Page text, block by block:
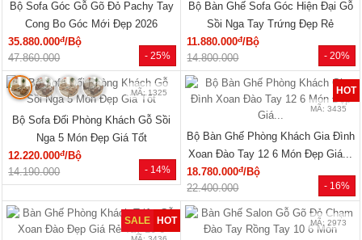
HOT
MÃ: 7288
Sồi Màu Óc Chó Thanh Lịch
15.550.000đ /Cái
Tủ Áo Gỗ Cao Su Veneer Óc Chó 4
Cánh Dáng Trơn Tối Giản
17.110.000đ /Cái